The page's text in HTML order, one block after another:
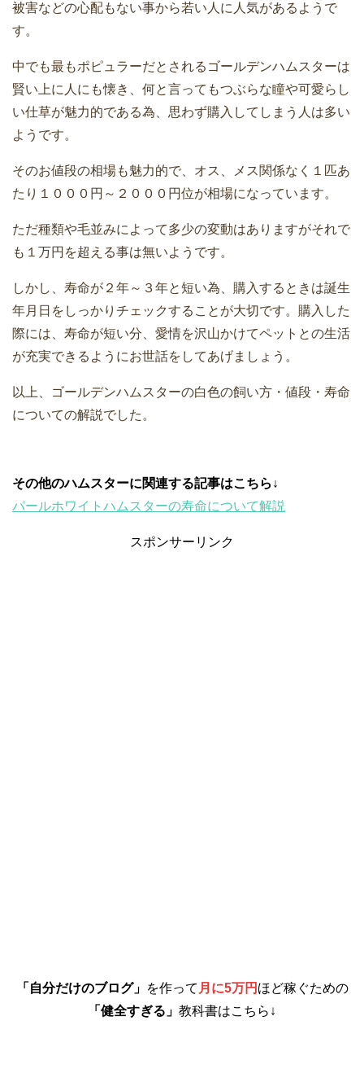
被害などの心配もない事から若い人に人気があるようで
す。
中でも最もポピュラーだとされるゴールデンハムスターは
賢い上に人にも懐き、何と言ってもつぶらな瞳や可愛らし
い仕草が魅力的である為、思わず購入してしまう人は多い
ようです。
そのお値段の相場も魅力的で、オス、メス関係なく１匹あ
たり１０００円～２０００円位が相場になっています。
ただ種類や毛並みによって多少の変動はありますがそれで
も１万円を超える事は無いようです。
しかし、寿命が２年～３年と短い為、購入するときは誕生
年月日をしっかりチェックすることが大切です。購入した
際には、寿命が短い分、愛情を沢山かけてペットとの生活
が充実できるようにお世話をしてあげましょう。
以上、ゴールデンハムスターの白色の飼い方・値段・寿命
についての解説でした。
その他のハムスターに関連する記事はこちら↓
パールホワイトハムスターの寿命について解説
スポンサーリンク
「自分だけのブログ」 を作って 月に5万円 ほど稼ぐための
「健全すぎる」 教科書はこちら↓